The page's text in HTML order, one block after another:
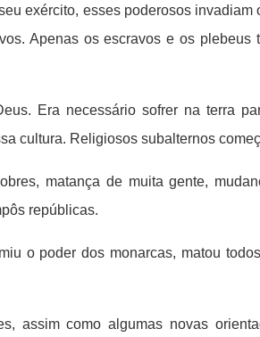
exército, esses poderosos
Apenas os escravos e os plebeus
Era necessário sofrer na terra
cultura. Religiosos subalternos
matança de muita gente,
repúblicas.
o poder dos monarcas, matou
assim como algumas novas